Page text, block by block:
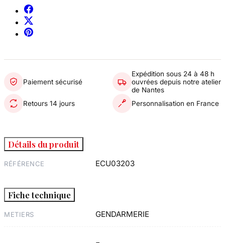
Paiement sécurisé
Expédition sous 24 à 48 h
ouvrées depuis notre atelier
de Nantes
Retours 14 jours
Personnalisation en France
Détails du produit
RÉFÉRENCE ECU03203
Fiche technique
METIERS GENDARMERIE